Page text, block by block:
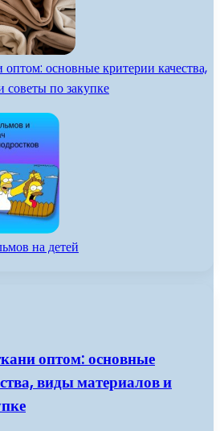
основные критерии качества,
советы по закупке
на детей
оптом: основные
виды материалов и